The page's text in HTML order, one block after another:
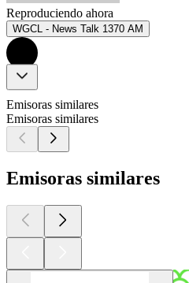
Reproduciendo ahora
WGCL - News Talk 1370 AM
Emisoras similares
Emisoras similares
Emisoras similares